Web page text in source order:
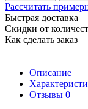
Рассчитать
Быстрая доставка
Скидки от
Как сделать заказ
Описание
Отзывы 0